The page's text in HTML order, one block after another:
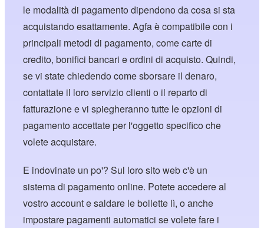
le modalità di pagamento dipendono da cosa si sta
acquistando esattamente. Agfa è compatibile con i
principali metodi di pagamento, come carte di
credito, bonifici bancari e ordini di acquisto. Quindi,
se vi state chiedendo come sborsare il denaro,
contattate il loro servizio clienti o il reparto di
fatturazione e vi spiegheranno tutte le opzioni di
pagamento accettate per l'oggetto specifico che
volete acquistare.
E indovinate un po'? Sul loro sito web c'è un
sistema di pagamento online. Potete accedere al
vostro account e saldare le bollette lì, o anche
impostare pagamenti automatici se volete fare i